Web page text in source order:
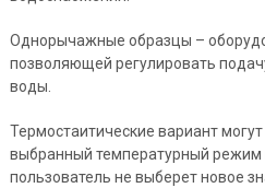
Однорычажные образцы –
позволяющей регулировать
воды.
Термостаитические вариант
выбранный температурный режим
пользователь не выберет новое